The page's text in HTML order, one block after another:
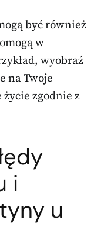
być również
w
wyobraź
na Twoje
życie zgodnie z
i
u